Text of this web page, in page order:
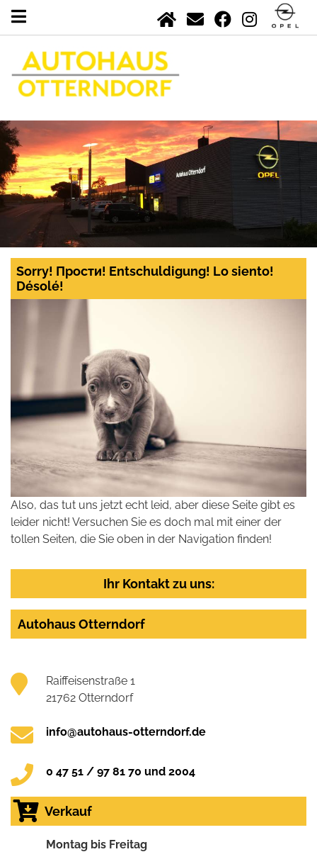
Sorry! Прости! Entschuldigung! Lo siento!
Désolé!
Also, das tut uns jetzt echt leid, aber diese Seite gibt es
leider nicht! Versuchen Sie es doch mal mit einer der
tollen Seiten, die Sie oben in der Navigation finden!
Ihr Kontakt zu uns:
Autohaus Otterndorf
Raiffeisenstraße 1
21762 Otterndorf
info@autohaus-otterndorf.de
0 47 51 / 97 81 70 und 2004
Verkauf
Montag bis Freitag